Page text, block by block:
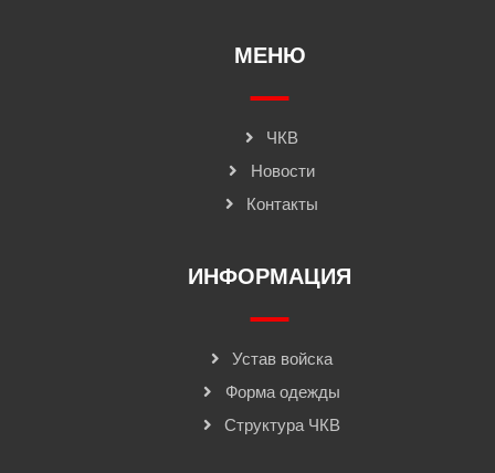
МЕНЮ
ЧКВ
Новости
Контакты
ИНФОРМАЦИЯ
Устав войска
Форма одежды
Структура ЧКВ